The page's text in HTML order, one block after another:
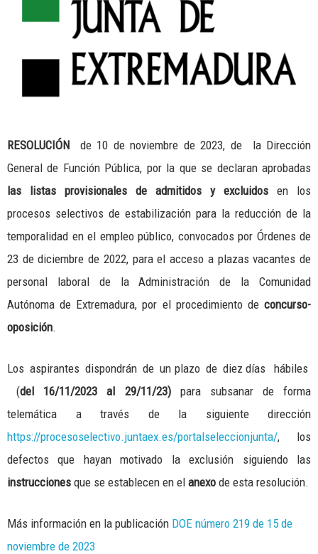
RESOLUCIÓN de 10 de noviembre de 2023, de la Dirección
General de Función Pública, por la que se declaran aprobadas
las listas provisionales de admitidos y excluidos en los
procesos selectivos de estabilización para la reducción de la
temporalidad en el empleo público, convocados por Órdenes de
23 de diciembre de 2022, para el acceso a plazas vacantes de
personal laboral de la Administración de la Comunidad
Autónoma de Extremadura, por el procedimiento deconcurso-
oposición.
Los aspirantes dispondrán de un plazo de diez días hábiles
(del 16/11/2023 al 29/11/23)para subsanar de forma
telemática a través de la siguiente dirección
https://procesoselectivo.juntaex.es/portalseleccionjunta/, los
defectos que hayan motivado la exclusión siguiendo las
instrucciones que se establecen en el anexo de esta resolución.
Más información en la publicación DOE número 219 de 15 de
noviembre de 2023